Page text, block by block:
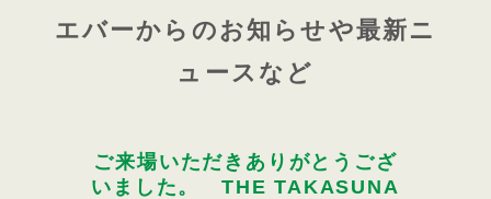
エバーからのお知らせや最新ニ
ュースなど
ご来場いただきありがとうござ
いました。 THE TAKASUNA